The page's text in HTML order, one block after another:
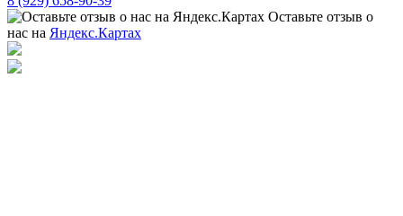
Оставьте отзыв о
нас на Яндекс.Картах